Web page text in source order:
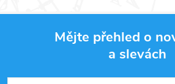
Mějte přehled o
a slevách